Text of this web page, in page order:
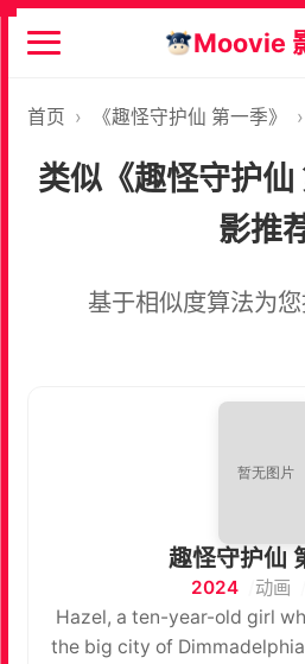
Moovie
首页 › 《趣怪守护仙 第一季》 ›
类似《趣怪守护
影推
基于相似度算法为
趣怪守护仙
2024 动画
Hazel, a ten-year-old girl
the big city of